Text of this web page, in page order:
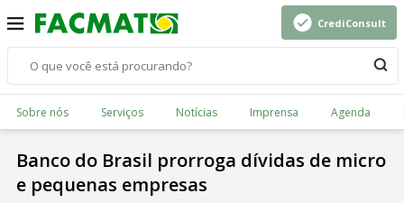
CrediConsult
Sobre nós Serviços Notícias Imprensa Agenda
Banco do Brasil prorroga dívidas de micro
e pequenas empresas